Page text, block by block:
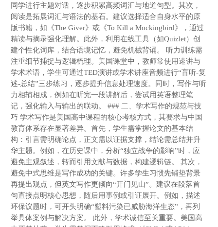
同学进行主题对话，逐步积累高频词汇与地道句型。其次，
阅读是拓展词汇与语法的基石。建议选择适合自身水平的原
版书籍，如《The Giver》或《To Kill a Mockingbird》，通过
精读与摘录强化理解。此外，利用在线工具（如Quizlet）创
建个性化词库，结合语境记忆，避免机械背诵。 听力训练需
注重细节捕捉与逻辑梳理。美国课堂中，教师常使用速讲与
学术术语，学生可通过TED演讲或学术讲座音频进行“盲听-复
述-总结”三步练习，逐步提升信息处理速度。同时，写作与听
力相辅相成，例如在听完一段讲解后，尝试用英语整理笔
记，强化输入与输出的联动。 ### 二、学术写作的规范与技
巧 学术写作是美国高中课程的核心考核方式，其要求与中国
教育体系存在显著差异。首先，学生需掌握论文的基本结
构：引言需明确论点，正文需以证据支撑，结论需总结并升
华主题。例如，在历史课中，分析“独立战争的影响”时，应
避免主观叙述，转而引用文献与数据，构建逻辑链。 其次，
避免中式思维是写作成功的关键。许多学生习惯先铺垫背景
再提出观点，但英文写作更倾向“开门见山”。建议在段落首
句直接点明核心思想，随后用事例或引证展开。例如，描述
环保议题时，可开头明确“塑料污染已威胁海洋生态”，再列
举具体案例与解决方案。 此外，学术诚信至关重要。美国高